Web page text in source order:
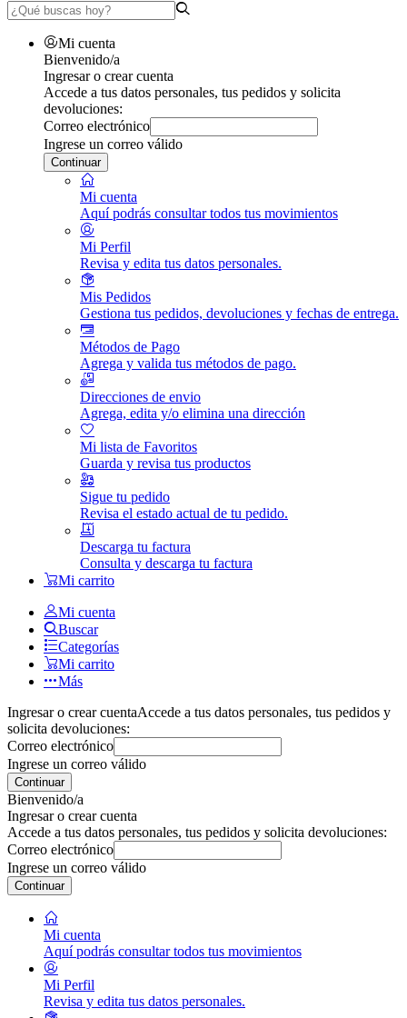
Mi cuenta
Bienvenido/a
Ingresar o crear cuenta
Accede a tus datos personales, tus pedidos y solicita
devoluciones:
Correo electrónico
Ingrese un correo válido
Continuar
Mi cuenta
Aquí podrás consultar todos tus movimientos
Mi Perfil
Revisa y edita tus datos personales.
Mis Pedidos
Gestiona tus pedidos, devoluciones y fechas de entrega.
Métodos de Pago
Agrega y valida tus métodos de pago.
Direcciones de envio
Agrega, edita y/o elimina una dirección
Mi lista de Favoritos
Guarda y revisa tus productos
Sigue tu pedido
Revisa el estado actual de tu pedido.
Descarga tu factura
Consulta y descarga tu factura
Mi carrito
Mi cuenta
Buscar
Categorías
Mi carrito
Más
Ingresar o crear cuentaAccede a tus datos personales, tus pedidos y
solicita devoluciones:
Correo electrónico
Ingrese un correo válido
Continuar
Bienvenido/a
Ingresar o crear cuenta
Accede a tus datos personales, tus pedidos y solicita devoluciones:
Correo electrónico
Ingrese un correo válido
Continuar
Mi cuenta
Aquí podrás consultar todos tus movimientos
Mi Perfil
Revisa y edita tus datos personales.